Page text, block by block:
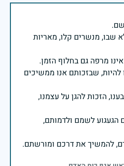
שבו, מנשרים קלו, מאריות
שבזכותם אנו ממשיכים
הזכות להגן על עצמנו,
הגעגוע לשמם ולדמותם,
להמשיך את דרכם ומורשתם.